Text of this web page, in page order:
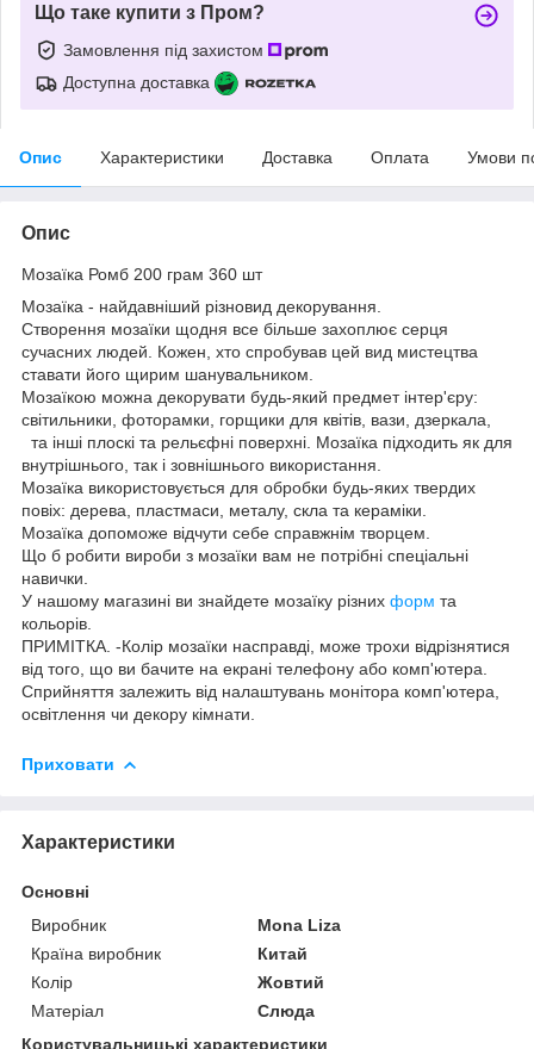
Що таке купити з Пром?
Замовлення під захистом
Доступна доставка
Опис Характеристики Доставка Оплата Умови
Опис
Мозаїка Ромб 200 грам 360 шт
Мозаїка - найдавніший різновид декорування.
Створення мозаїки щодня все більше захоплює серця
сучасних людей. Кожен, хто спробував цей вид мистецтва
ставати його щирим шанувальником.
Мозаїкою можна декорувати будь-який предмет інтер'єру:
світильники, фоторамки, горщики для квітів, вази, дзеркала,
та інші плоскі та рельєфні поверхні. Мозаїка підходить як для
внутрішнього, так і зовнішнього використання.
Мозаїка використовується для обробки будь-яких твердих
повіх: дерева, пластмаси, металу, скла та кераміки.
Мозаїка допоможе відчути себе справжнім творцем.
Що б робити вироби з мозаїки вам не потрібні спеціальні
навички.
У нашому магазині ви знайдете мозаїку різних форм та
кольорів.
ПРИМІТКА. -Колір мозаїки насправді, може трохи відрізнятися
від того, що ви бачите на екрані телефону або комп'ютера.
Сприйняття залежить від налаштувань монітора комп'ютера,
освітлення чи декору кімнати.
Приховати
Характеристики
Основні
Виробник
Mona Liza
Країна виробник
Китай
Колір
Жовтий
Матеріал
Слюда
Користувальницькі характеристики